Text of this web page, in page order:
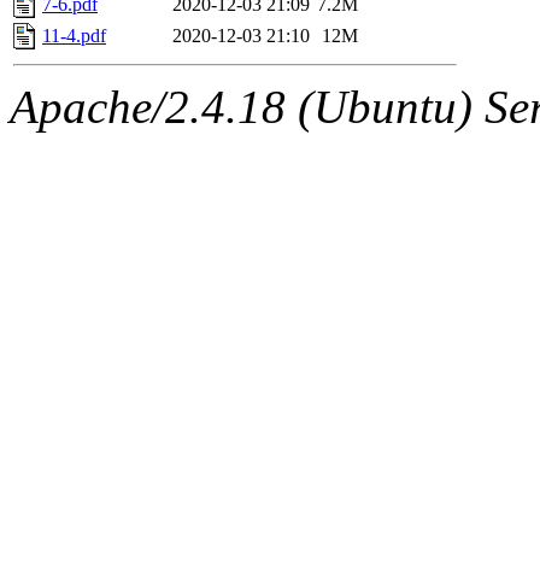
7-6.pdf
2020-12-03 21:09 7.2M
11-4.pdf
2020-12-03 21:10 12M
Apache/2.4.18 (Ubuntu)